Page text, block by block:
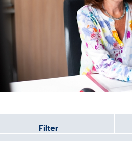
Erweiterte Suche
Gebärdensprache
Leichte Sprache
Filter